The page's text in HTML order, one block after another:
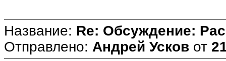
Название: Re: Обсуждение:
Отправлено: Андрей Усков от